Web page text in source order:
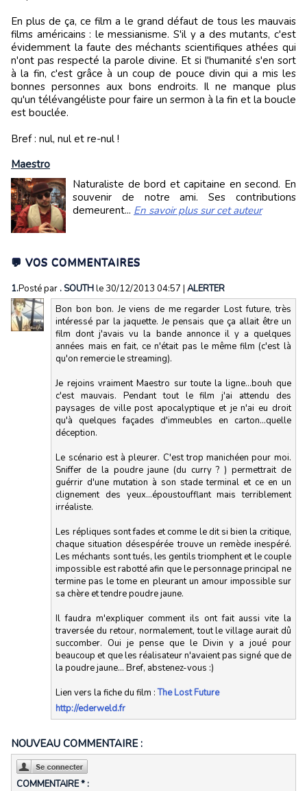
En plus de ça, ce film a le grand défaut de tous les mauvais
films américains : le messianisme. S'il y a des mutants, c'est
évidemment la faute des méchants scientifiques athées qui
n'ont pas respecté la parole divine. Et si l'humanité s'en sort
à la fin, c'est grâce à un coup de pouce divin qui a mis les
bonnes personnes aux bons endroits. Il ne manque plus
qu'un télévangéliste pour faire un sermon à la fin et la boucle
est bouclée.
Bref : nul, nul et re-nul !
Maestro
Naturaliste de bord et capitaine en second. En
souvenir de notre ami. Ses contributions
demeurent... En savoir plus sur cet auteur
💬 VOS COMMENTAIRES
1.Posté par . SOUTHle 30/12/2013 04:57 | ALERTER
Bon bon bon. Je viens de me regarder Lost future, très
intéressé par la jaquette. Je pensais que ça allait être un
film dont j'avais vu la bande annonce il y a quelques
années mais en fait, ce n'était pas le même film (c'est là
qu'on remercie le streaming).
Je rejoins vraiment Maestro sur toute la ligne...bouh que
c'est mauvais. Pendant tout le film j'ai attendu des
paysages de ville post apocalyptique et je n'ai eu droit
qu'à quelques façades d'immeubles en carton...quelle
déception.
Le scénario est à pleurer. C'est trop manichéen pour moi.
Sniffer de la poudre jaune (du curry ? ) permettrait de
guérrir d'une mutation à son stade terminal et ce en un
clignement des yeux...époustoufflant mais terriblement
irréaliste.
Les répliques sont fades et comme le dit si bien la critique,
chaque situation désespérée trouve un remède inespéré.
Les méchants sont tués, les gentils triomphent et le couple
impossible est rabotté afin que le personnage principal ne
termine pas le tome en pleurant un amour impossible sur
sa chère et tendre poudre jaune.
Il faudra m'expliquer comment ils ont fait aussi vite la
traversée du retour, normalement, tout le village aurait dû
succomber. Oui je pense que le Divin y a joué pour
beaucoup et que les réalisateur n'avaient pas signé que de
la poudre jaune... Bref, abstenez-vous :)
Lien vers la fiche du film :The Lost Future
http://ederweld.fr
NOUVEAU COMMENTAIRE :
COMMENTAIRE * :